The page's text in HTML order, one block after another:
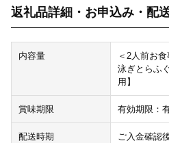
返礼品詳細・お申込み・配
内容量
＜2人前お食
泳ぎとらふ
用】
賞味期限 有効期限：
配送時期
ご入金確認